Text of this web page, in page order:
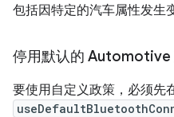
包括因特定的汽车属性发生
停用默认的 Automotive
要使用自定义政策，必须先